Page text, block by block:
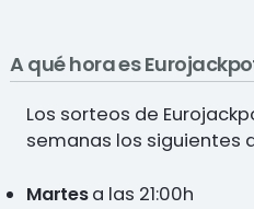
A qué hora es
Los sorteos de
semanas los siguientes
Martesa las 21:00h